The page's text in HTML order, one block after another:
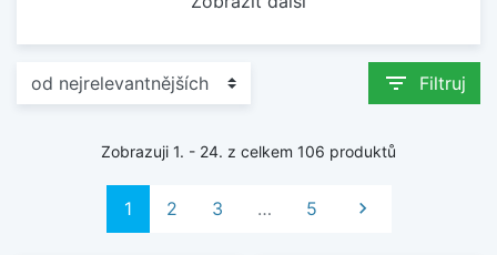
filter_list Filtruj
Zobrazuji 1. - 24. z celkem 106 produktů
1 2 3 … 5 Další
